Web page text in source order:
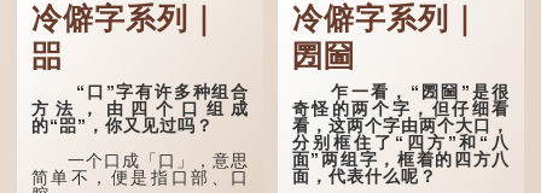
冷僻字系列｜
㗊
“口”字有许多种组合
方法，由四个口组成
的“㗊”，你又见过吗？
一个口成「口」，意思
简单不，便是指口部、口
冷僻字系列｜
圐圙
乍一看，“圐圙”是很
奇怪的两个字，但仔细看
看，这两个字由两个大口，
分别框住了“四方”和“八
面”两组字，框着的四方八
面，代表什么呢？